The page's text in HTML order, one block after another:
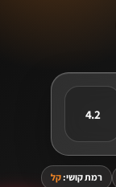
4.2
רמת קושי:קל